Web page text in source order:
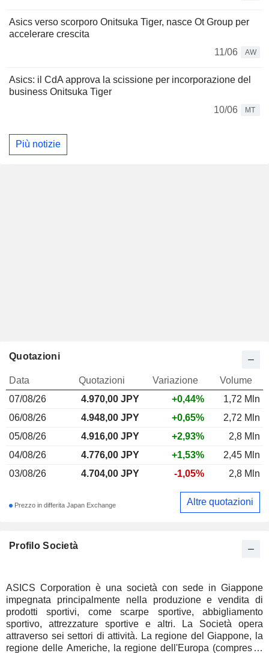
Asics verso scorporo Onitsuka Tiger, nasce Ot Group per
accelerare crescita
11/06
AW
Asics: il CdA approva la scissione per incorporazione del
business Onitsuka Tiger
10/06
MT
Più notizie
Profilo Società
ASICS Corporation è una società con sede in Giappone
impegnata principalmente nella produzione e vendita di
prodotti sportivi, come scarpe sportive, abbigliamento
sportivo, attrezzature sportive e altri. La Società opera
attraverso sei settori di attività. La regione del Giappone, la
regione delle Americhe, la regione dell'Europa (compresi il
Quotazioni
Data Quotazioni Variazione
Volume
07/08/26
4.970,00 JPY +0,44%
1,72 Mln
06/08/26
4.948,00 JPY +0,65%
2,72 Mln
05/08/26
4.916,00 JPY +2,93%
2,8 Mln
04/08/26
4.776,00 JPY +1,53%
2,45 Mln
03/08/26
4.704,00 JPY -1,05% 2,8 Mln
Prezzo in differita Japan Exchange Altre quotazioni